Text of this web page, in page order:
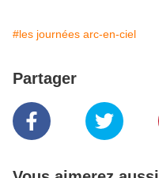
#les journées arc-en-ciel
Partager